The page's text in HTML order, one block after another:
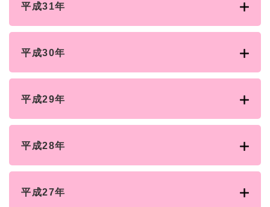
平成31年
平成30年
平成29年
平成28年
平成27年